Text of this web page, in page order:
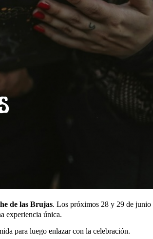
de las Brujas. Los próximos 28 y 29 de junio
experiencia única.
para luego enlazar con la celebración.